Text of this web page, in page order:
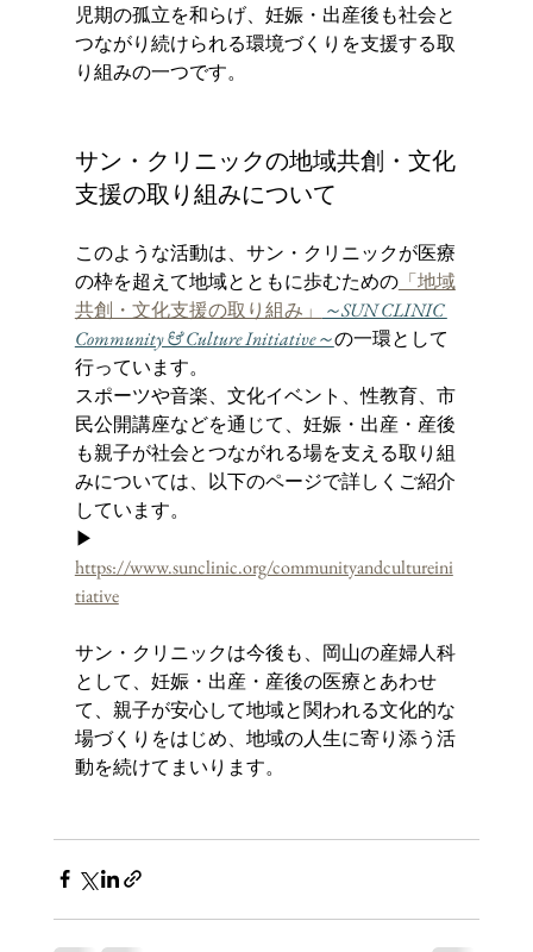
児期の孤立を和らげ、妊娠・出産後も社会と
つながり続けられる環境づくりを支援する取
り組みの一つです。
サン・クリニックの地域共創・文化
支援の取り組みについて
このような活動は、サン・クリニックが医療
の枠を超えて地域とともに歩むための「地域
共創・文化支援の取り組み」
～SUN CLINIC
Community & Culture Initiative～の一環として
行っています。
スポーツや音楽、文化イベント、性教育、市
民公開講座などを通じて、妊娠・出産・産後
も親子が社会とつながれる場を支える取り組
みについては、以下のページで詳しくご紹介
しています。
▶
https://www.sunclinic.org/communityandcultureini
tiative
サン・クリニックは今後も、岡山の産婦人科
として、妊娠・出産・産後の医療とあわせ
て、親子が安心して地域と関われる文化的な
場づくりをはじめ、地域の人生に寄り添う活
動を続けてまいります。